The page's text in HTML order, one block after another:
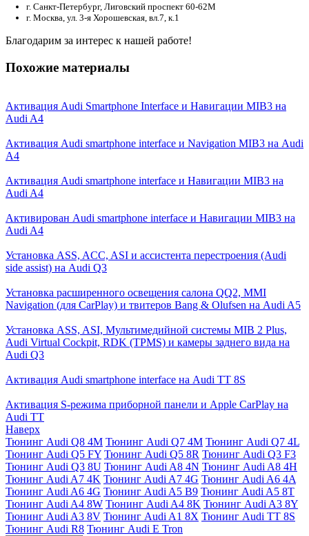
г. Санкт-Петербург, Лиговский проспект 60-62М
г. Москва, ул. 3-я Хорошевская, вл.7, к.1
Благодарим за интерес к нашей работе!
Похожие материалы
Активация Audi Smartphone Interface и Навигации MIB3 на
Audi A4
Активация Audi smartphone interface и Navigation MIB3 на Audi
A4
Активация Audi smartphone interface и Навигации MIB3 на
Audi A4
Активирован Audi smartphone interface и Навигации MIB3 на
Audi A4
Установка ASS, ACC, ASI и ассистента перестроения (Audi
side assist) на Audi Q3
Установка расширенного освещения салона QQ2, MMI
Navigation (для CarPlay) и твитеров Bang & Olufsen на Audi A5
Установка ASS, ASI, Мультимедийной системы MIB 2 Plus,
Audi Virtual Cockpit, RDK (TPMS) и камеры заднего вида на
Audi Q3
Активация Audi smartphone interface на Audi TT 8S
Активация S-режима приборной панели и Apple CarPlay на
Audi TT
Наверх
Тюнинг Audi Q8 4M Тюнинг Audi Q7 4M Тюнинг Audi Q7 4L
Тюнинг Audi Q5 FY Тюнинг Audi Q5 8R Тюнинг Audi Q3 F3
Тюнинг Audi Q3 8U Тюнинг Audi A8 4N Тюнинг Audi A8 4H
Тюнинг Audi A7 4K Тюнинг Audi A7 4G Тюнинг Audi A6 4A
Тюнинг Audi A6 4G Тюнинг Audi A5 B9 Тюнинг Audi A5 8T
Тюнинг Audi A4 8W Тюнинг Audi A4 8K Тюнинг Audi A3 8Y
Тюнинг Audi A3 8V Тюнинг Audi A1 8X Тюнинг Audi TT 8S
Тюнинг Audi R8 Тюнинг Audi E Tron